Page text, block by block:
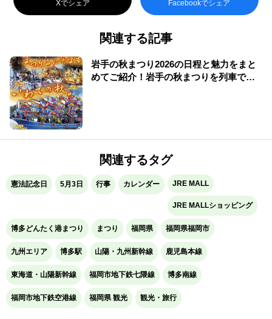
Xでシェア Facebookでシェア
関連する記事
岩手の秋まつり2026の日程と魅力をまと
めてご紹介！岩手の秋まつりを列車で巡
関連するタグ
憲法記念日 5月3日 行事 カレンダー JRE MALL
JRE MALLショッピング
博多どんたく港まつり まつり 福岡県 福岡県福岡市
九州エリア 博多駅 山陽・九州新幹線 鹿児島本線
東海道・山陽新幹線 福岡市地下鉄七隈線 博多南線
福岡市地下鉄空港線 福岡県 観光 観光・旅行